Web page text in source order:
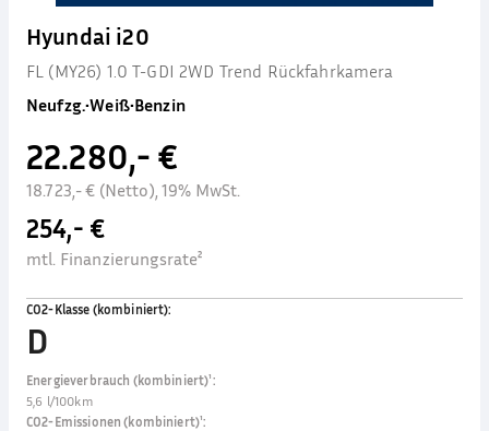
Hyundai i20
FL (MY26) 1.0 T-GDI 2WD Trend Rückfahrkamera
Neufzg.•Weiß•Benzin
22.280,- €
18.723,- € (Netto), 19% MwSt.
254,- €
mtl. Finanzierungsrate²
CO2-Klasse (kombiniert):
D
Energieverbrauch (kombiniert)¹:
5,6 l/100km
CO2-Emissionen (kombiniert)¹: